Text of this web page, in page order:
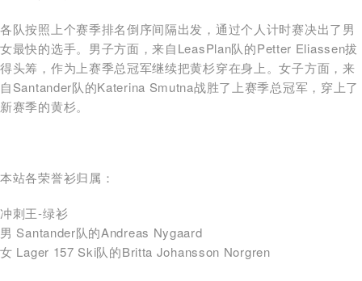
各队按照上个赛季排名倒序间隔出发，通过个人计时赛决出了男
女最快的选手。男子方面，来自LeasPlan队的Petter Eliassen拔
得头筹，作为上赛季总冠军继续把黄杉穿在身上。女子方面，来
自Santander队的Katerina Smutna战胜了上赛季总冠军，穿上了
新赛季的黄杉。
本站各荣誉衫归属：
冲刺王-绿衫
男 Santander队的Andreas Nygaard
女 Lager 157 Ski队的Britta Johansson Norgren